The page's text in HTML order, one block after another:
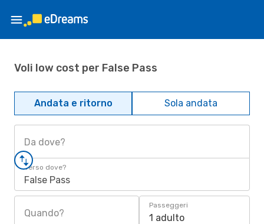
Voli low cost per False Pass
Andata e ritorno Sola andata
Da dove?
Verso dove?
False Pass
Quando?
Passeggeri
1 adulto